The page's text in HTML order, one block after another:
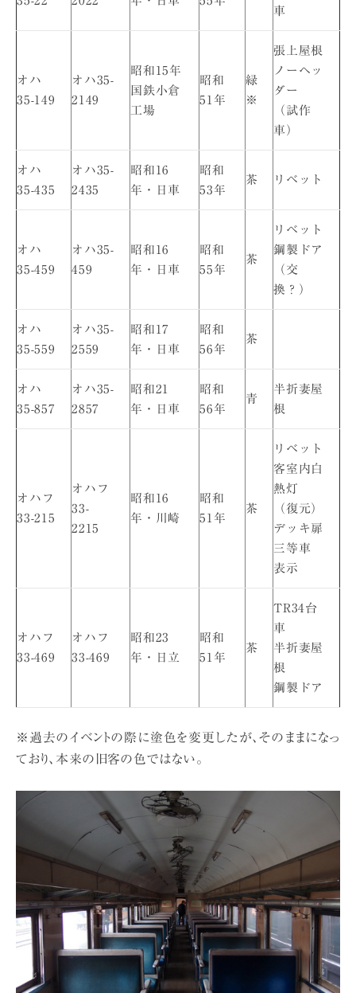
車
オハ
35-149
オハ35-
2149
昭和15年
国鉄小倉
工場
昭和
51年
緑
※
張上屋根
ノーヘッ
ダー
（試作
車）
オハ
35-435
オハ35-
2435
昭和16
年・日車
昭和
53年
茶 リベット
オハ
35-459
オハ35-
459
昭和16
年・日車
昭和
55年
茶
リベット
鋼製ドア
（交
換？）
オハ
35-559
オハ35-
2559
昭和17
年・日車
昭和
56年
茶
オハ
35-857
オハ35-
2857
昭和21
年・日車
昭和
56年
青
半折妻屋
根
オハフ
33-215
オハフ
33-
2215
昭和16
年・川崎
昭和
51年
茶
リベット
客室内白
熱灯
（復元）
デッキ扉
三等車
表示
オハフ
33-469
オハフ
33-469
昭和23
年・日立
昭和
51年
茶
TR34台
車
半折妻屋
根
鋼製ドア
※過去のイベントの際に塗色を変更したが、そのままになっ
ており、本来の旧客の色ではない。